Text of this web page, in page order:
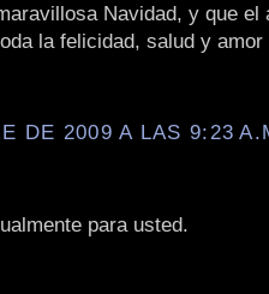
Navidad, y que el
la felicidad, salud y
DE 2009 A LAS 9:23
para usted.